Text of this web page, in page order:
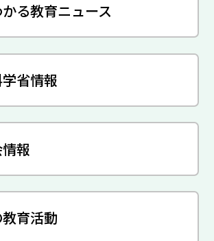
る教育ニュース
省情報
報
育活動